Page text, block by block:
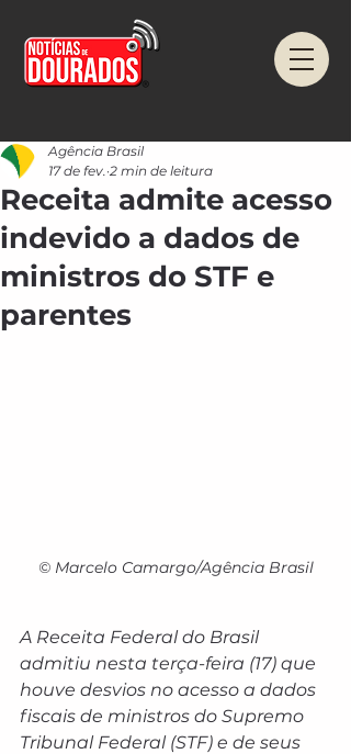
Receita admite acesso
indevido a dados de
ministros do STF e
parentes
Agência Brasil
17 de fev. 2 min de leitura
© Marcelo Camargo/Agência Brasil
A Receita Federal do Brasil
admitiu nesta terça-feira (17) que
houve desvios no acesso a dados
fiscais de ministros do Supremo
Tribunal Federal (STF) e de seus